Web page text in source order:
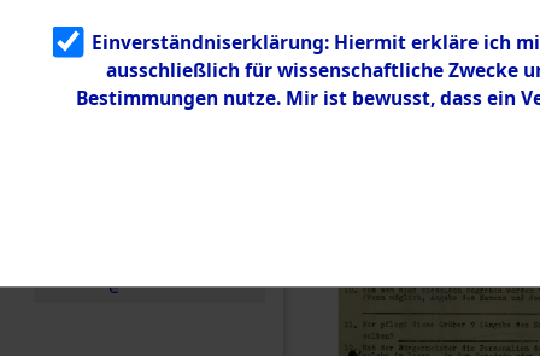
g
5.3.3
Todesmärsch
e
Einverständniserklärung: Hiermit erkläre ich
ausschließlich für wissenschaftliche Zwecke
Bestimmungen nutze. Mir ist bewusst, dass ein